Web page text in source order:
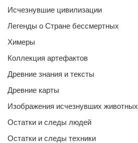
Исчезнувшие цивилизации
Легенды о Стране бессмертных
Химеры
Коллекция артефактов
Древние знания и тексты
Древние карты
Изображения исчезнувших животных
Остатки и следы людей
Остатки и следы техники